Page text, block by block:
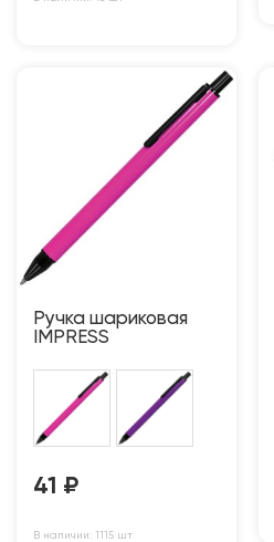
Ручка шариковая
IMPRESS
41 ₽
В наличии: 1115 шт